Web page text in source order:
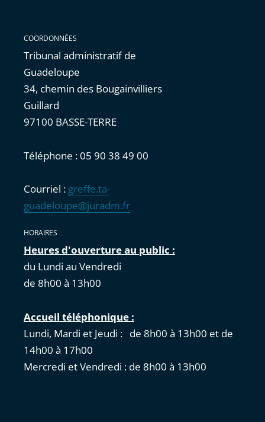
COORDONNÉES
Tribunal administratif de
Guadeloupe
34, chemin des Bougainvilliers
Guillard
97100 BASSE-TERRE
Téléphone : 05 90 38 49 00
Courriel : greffe.ta-
guadeloupe@juradm.fr
HORAIRES
Heures d'ouverture au public :
du Lundi au Vendredi
de 8h00 à 13h00
Accueil téléphonique :
Lundi, Mardi et Jeudi : de 8h00 à 13h00 et de
14h00 à 17h00
Mercredi et Vendredi : de 8h00 à 13h00